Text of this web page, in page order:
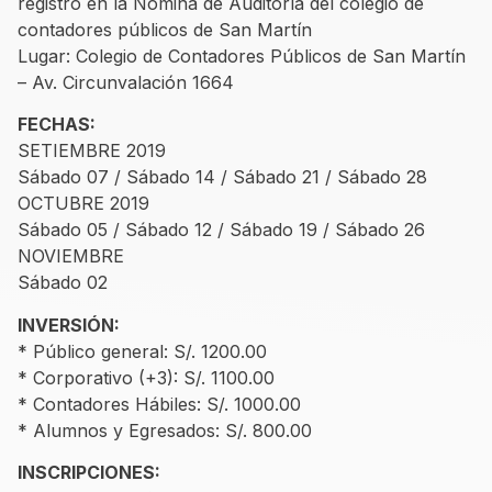
contadores públicos de San Martín
Lugar: Colegio de Contadores Públicos de San Martín
– Av. Circunvalación 1664
FECHAS:
SETIEMBRE 2019
Sábado 07 / Sábado 14 / Sábado 21 / Sábado 28
OCTUBRE 2019
Sábado 05 / Sábado 12 / Sábado 19 / Sábado 26
NOVIEMBRE
Sábado 02
INVERSIÓN:
* Público general: S/. 1200.00
* Corporativo (+3): S/. 1100.00
* Contadores Hábiles: S/. 1000.00
* Alumnos y Egresados: S/. 800.00
INSCRIPCIONES: